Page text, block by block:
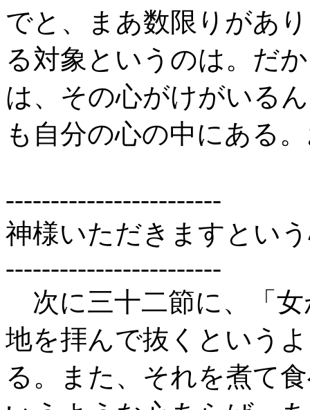
でと、まあ数限りがあ
る対象というのは。だ
は、その心がけがいる
も自分の心の中にある
------------------------
神様いただきますとい
------------------------
次に三十二節に、「
地を拝んで抜くという
る。また、それを煮て